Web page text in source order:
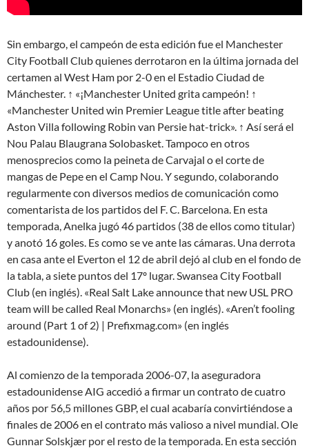
Sin embargo, el campeón de esta edición fue el Manchester
City Football Club quienes derrotaron en la última jornada del
certamen al West Ham por 2-0 en el Estadio Ciudad de
Mánchester. ↑ «¡Manchester United grita campeón! ↑
«Manchester United win Premier League title after beating
Aston Villa following Robin van Persie hat-trick». ↑ Así será el
Nou Palau Blaugrana Solobasket. Tampoco en otros
menosprecios como la peineta de Carvajal o el corte de
mangas de Pepe en el Camp Nou. Y segundo, colaborando
regularmente con diversos medios de comunicación como
comentarista de los partidos del F. C. Barcelona. En esta
temporada, Anelka jugó 46 partidos (38 de ellos como titular)
y anotó 16 goles. Es como se ve ante las cámaras. Una derrota
en casa ante el Everton el 12 de abril dejó al club en el fondo de
la tabla, a siete puntos del 17º lugar. Swansea City Football
Club (en inglés). «Real Salt Lake announce that new USL PRO
team will be called Real Monarchs» (en inglés). «Aren’t fooling
around (Part 1 of 2) | Prefixmag.com» (en inglés
estadounidense).
Al comienzo de la temporada 2006-07, la aseguradora
estadounidense AIG accedió a firmar un contrato de cuatro
años por 56,5 millones GBP, el cual acabaría convirtiéndose a
finales de 2006 en el contrato más valioso a nivel mundial. Ole
Gunnar Solskjær por el resto de la temporada. En esta sección